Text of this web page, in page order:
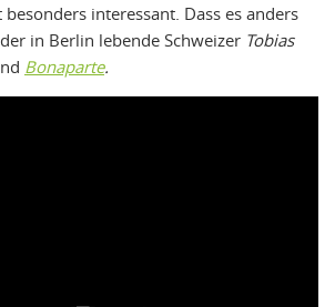
interessant. Dass es anders
in Berlin lebende Schweizer Tobias
Bonaparte.